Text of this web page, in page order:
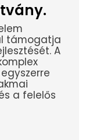
támogatja
A
a felelős